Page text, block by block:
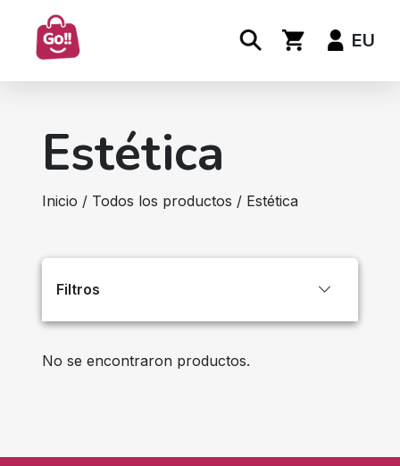
EU
Estética
Inicio / Todos los productos / Estética
Filtros
No se encontraron productos.